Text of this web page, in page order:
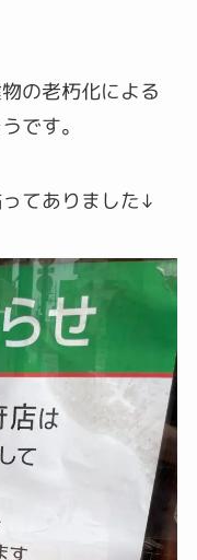
の老朽化による
です。
てありました↓